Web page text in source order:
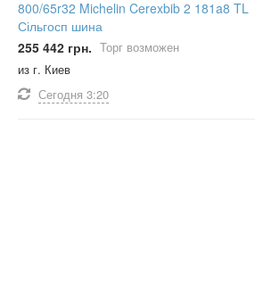
800/65r32 Michelin Cerexbib 2 181a8 TL
Сільгосп шина
255 442 грн. Торг возможен
из г. Киев
Сегодня 3:20